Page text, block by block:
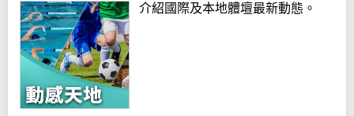
介紹國際及本地體壇最新動態。